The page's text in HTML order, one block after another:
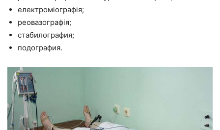
електроміографія;
реовазографія;
стабилография;
подография.